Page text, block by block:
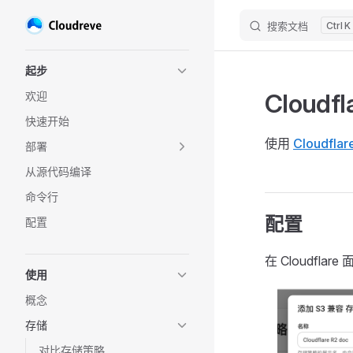
跳转到内容 搜索文档 K
起步
欢迎
快速开始
部署
从源代码编译
命令行
配置
使用
概念
存储
对比存储策略
使用
配置
在 Cloudflare